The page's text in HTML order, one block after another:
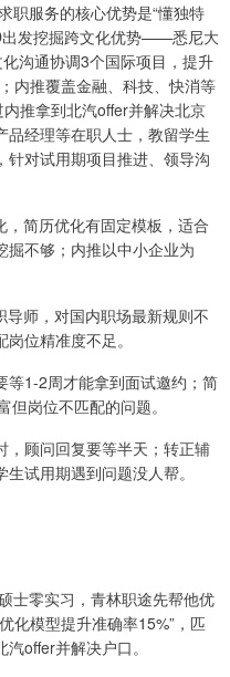
职服务的核心优势是“懂独特
出发挖掘跨文化优势——悉尼大
沟通协调3个国际项目，提升
内推覆盖金融、科技、快消等
推拿到北汽offer并解决北京
品经理等在职人士，教留学生
针对试用期项目推进、领导沟
简历优化有固定模板，适合
掘不够；内推以中小企业为
师，对国内职场最新规则不
位精准度不足。
等1-2周才能拿到面试邀约；简
岗位不匹配的问题。
，顾问回复要等半天；转正辅
试用期遇到问题没人帮。
士零实习，青林职途先帮他优
模型提升准确率15%”，匹
offer并解决户口。